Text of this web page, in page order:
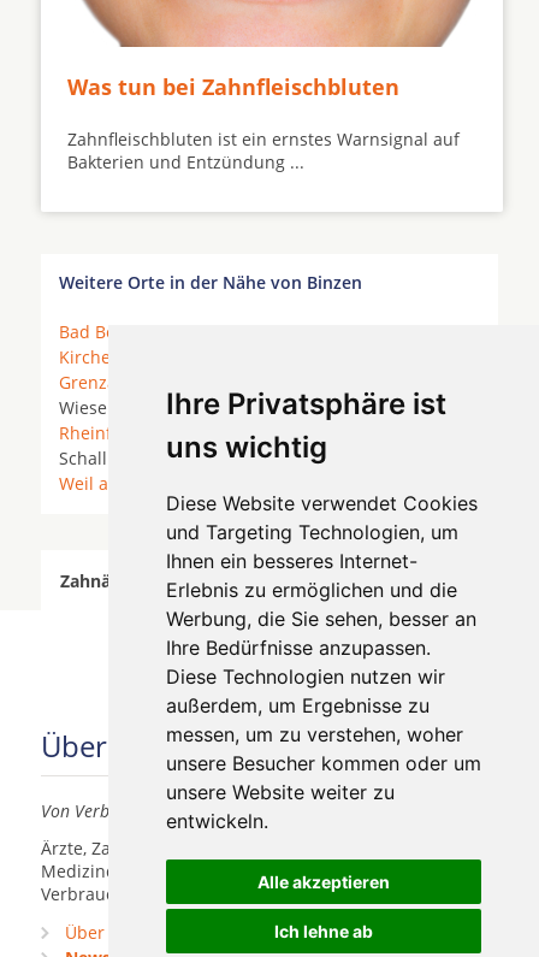
Ihre Privatsphäre ist
uns wichtig
Diese Website verwendet Cookies
und Targeting Technologien, um
Ihnen ein besseres Internet-
Erlebnis zu ermöglichen und die
Werbung, die Sie sehen, besser an
Ihre Bedürfnisse anzupassen.
Diese Technologien nutzen wir
außerdem, um Ergebnisse zu
messen, um zu verstehen, woher
unsere Besucher kommen oder um
unsere Website weiter zu
entwickeln.
Alle akzeptieren
Ich lehne ab
Was tun bei Zahnfleischbluten
Zahnfleischbluten ist ein ernstes Warnsignal auf
Bakterien und Entzündung ...
Weitere Orte in der Nähe von Binzen
Bad Bellingen
Kirchen
Grenzach-Wyhlen
Wiesental *
Lörrach*Maulburg*Müllheim
*
Rheinfelden (Baden)
* Riehen * Rümmingen *
Schallbach * Schliengen*Schopfheim
Weil am Rhein
Zahnärzte für Zahnimplantete in Binzen wurde am
08 August 2026 aktualisiert.
Über uns
Von Verbrauchern für Verbraucher
Ärzte, Zahnärzte, Akustiker und andere
Medizindienstleister haben hier die Möglichkeit, sich
Verbrauchern vorzustellen.
Über uns
Praxismarketing